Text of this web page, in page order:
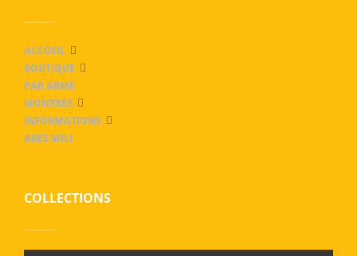
ACCUEIL
BOUTIQUE
PAR ARME
MONTRES
INFORMATIONS
ARES MILI
COLLECTIONS